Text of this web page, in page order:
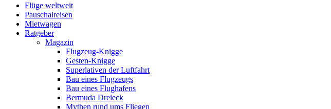
Flüge weltweit
Pauschalreisen
Mietwagen
Ratgeber
Magazin
Flugzeug-Knigge
Gesten-Knigge
Superlativen der Luftfahrt
Bau eines Flugzeugs
Bau eines Flughafens
Bermuda Dreieck
Mythen rund ums Fliegen